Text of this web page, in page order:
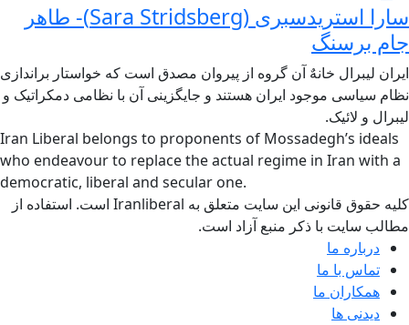
سارا استریدسبری (Sara Stridsberg)- طاهر
جام برسنگ
ایران لیبرال خانهٌ آن گروه از پیروان مصدق است که خواستار براندازی
نظام سیاسی موجود ایران هستند و جایگزینی آن با نظامی دمکراتیک و
لیبرال و لائیک.
Iran Liberal belongs to proponents of Mossadegh’s ideals
who endeavour to replace the actual regime in Iran with a
democratic, liberal and secular one.
کلیه حقوق قانونی این سایت متعلق به Iranliberal است. استفاده از
مطالب سایت با ذکر منبع آزاد است.
درباره ما
تماس با ما
همکاران ما
دیدنی ها